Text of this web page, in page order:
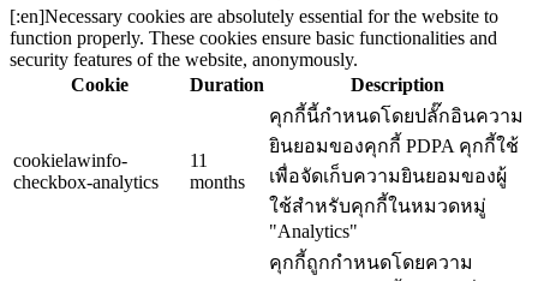
[:en]Necessary cookies are absolutely essential for the website to
function properly. These cookies ensure basic functionalities and
security features of the website, anonymously.
Cookie
Duration Description
cookielawinfo-
checkbox-analytics
11
months
คุกกี้นี้กำหนดโดยปลั๊กอินความ
ยินยอมของคุกกี้ PDPA คุกกี้ใช้
เพื่อจัดเก็บความยินยอมของผู้
ใช้สำหรับคุกกี้ในหมวดหมู่
"Analytics"
คุกกี้ถูกกำหนดโดยความ